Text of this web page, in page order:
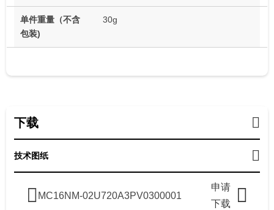
单件重量（不含
包装)
30g
下载
技术图纸
MC16NM-02U720A3PV0300001
申请
下载